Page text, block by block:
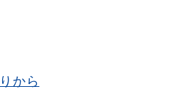
から